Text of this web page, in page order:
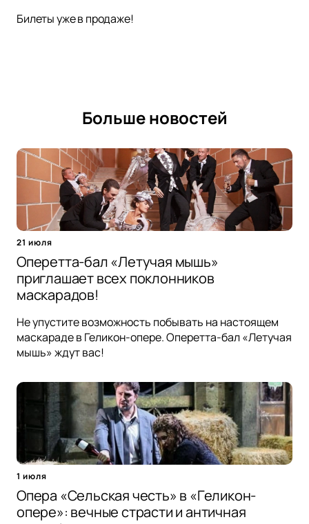
Билеты уже в продаже!
Больше новостей
21 июля
Оперетта-бал «Летучая мышь»
приглашает всех поклонников
маскарадов!
Не упустите возможность побывать на настоящем
маскараде в Геликон-опере. Оперетта-бал «Летучая
мышь» ждут вас!
1 июля
Опера «Сельская честь» в «Геликон-
опере»: вечные страсти и античная